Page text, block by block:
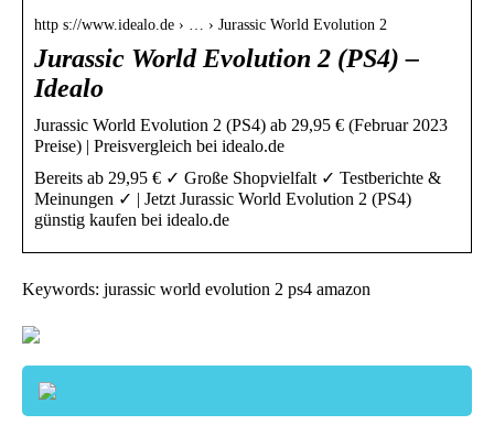
http s://www.idealo.de › … › Jurassic World Evolution 2
Jurassic World Evolution 2 (PS4) –
Idealo
Jurassic World Evolution 2 (PS4) ab 29,95 € (Februar 2023
Preise) | Preisvergleich bei idealo.de
Bereits ab 29,95 € ✓ Große Shopvielfalt ✓ Testberichte &
Meinungen ✓ | Jetzt Jurassic World Evolution 2 (PS4)
günstig kaufen bei idealo.de
Keywords: jurassic world evolution 2 ps4 amazon